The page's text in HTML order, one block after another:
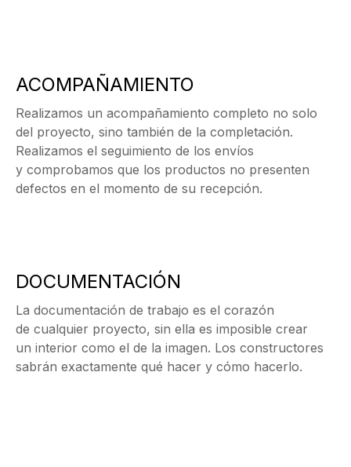
ACOMPAÑAMIENTO
Realizamos un acompañamiento completo no solo
del proyecto, sino también de la completación.
Realizamos el seguimiento de los envíos
y comprobamos que los productos no presenten
defectos en el momento de su recepción.
DOCUMENTACIÓN
La documentación de trabajo es el corazón
de cualquier proyecto, sin ella es imposible crear
un interior como el de la imagen. Los constructores
sabrán exactamente qué hacer y cómo hacerlo.